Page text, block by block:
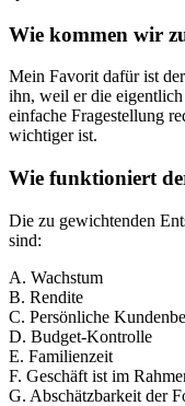
Wie kommen wir
Mein Favorit dafür ist
ihn, weil er die
einfache Fragestellung
wichtiger ist.
Wie funktioniert
Die zu gewichtenden
sind:
A. Wachstum
B. Rendite
C. Persönliche
D. Budget-Kontrolle
E. Familienzeit
F. Geschäft ist im
G. Abschätzbarkeit der